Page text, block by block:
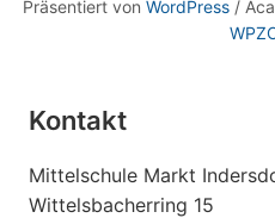
Präsentiert von WordPress/
Kontakt
Mittelschule Markt
Wittelsbacherring 15